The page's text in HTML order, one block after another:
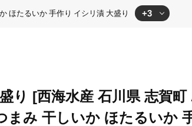
ほたるいか 手作り イシリ漬 大盛り +3
り [西海水産 石川県 志賀町
まみ 干しいか ほたるいか